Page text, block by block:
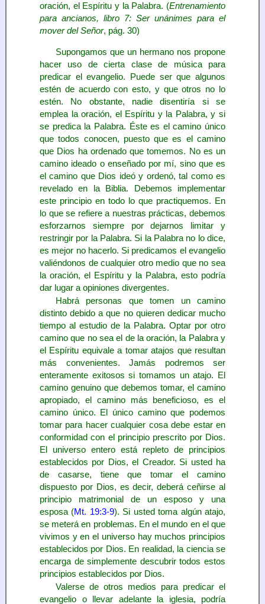
oración, el Espíritu y la Palabra. (Entrenamiento
para ancianos, libro 7: Ser unánimes para el
mover del Señor, pág. 30)
Supongamos que un hermano nos propone
hacer uso de cierta clase de música para
predicar el evangelio. Puede ser que algunos
estén de acuerdo con esto, y que otros no lo
estén. No obstante, nadie disentiría si se
emplea la oración, el Espíritu y la Palabra, y si
se predica la Palabra. Éste es el camino único
que todos conocen, puesto que es el camino
que Dios ha ordenado que tomemos. No es un
camino ideado o enseñado por mí, sino que es
el camino que Dios ideó y ordenó, tal como es
revelado en la Biblia. Debemos implementar
este principio en todo lo que practiquemos. En
lo que se refiere a nuestras prácticas, debemos
esforzarnos siempre por dejarnos limitar y
restringir por la Palabra. Si la Palabra no lo dice,
es mejor no hacerlo. Si predicamos el evangelio
valiéndonos de cualquier otro medio que no sea
la oración, el Espíritu y la Palabra, esto podría
dar lugar a opiniones divergentes.
Habrá personas que tomen un camino
distinto debido a que no quieren dedicar mucho
tiempo al estudio de la Palabra. Optar por otro
camino que no sea el de la oración, la Palabra y
el Espíritu equivale a tomar atajos que resultan
más convenientes. Jamás podremos ser
enteramente exitosos si tomamos un atajo. El
camino genuino que debemos tomar, el camino
apropiado, el camino más beneficioso, es el
camino único. El único camino que podemos
tomar para hacer cualquier cosa debe estar en
conformidad con el principio prescrito por Dios.
El universo entero está repleto de principios
establecidos por Dios, el Creador. Si usted ha
de casarse, tiene que tomar el camino
dispuesto por Dios, es decir, deberá ceñirse al
principio matrimonial de un esposo y una
esposa (Mt. 19:3-9). Si usted toma algún atajo,
se meterá en problemas. En el mundo en el que
vivimos y en el universo hay muchos principios
establecidos por Dios. En realidad, la ciencia se
encarga de simplemente descubrir todos estos
principios establecidos por Dios.
Valerse de otros medios para predicar el
evangelio o llevar adelante la iglesia, podría